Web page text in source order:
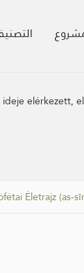
elérkezett,
Életrajz (as-